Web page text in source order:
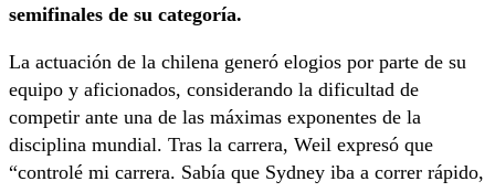
semifinales de su categoría.
La actuación de la chilena generó elogios por parte de su
equipo y aficionados, considerando la dificultad de
competir ante una de las máximas exponentes de la
disciplina mundial. Tras la carrera, Weil expresó que
“controlé mi carrera. Sabía que Sydney iba a correr rápido,